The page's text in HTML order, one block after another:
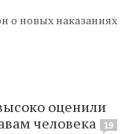
о новых наказаниях
оценили
человека
19